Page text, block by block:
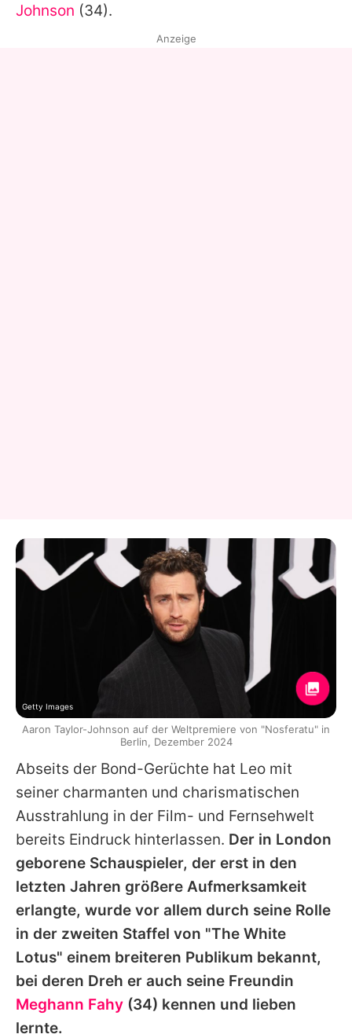
Johnson (34).
Abseits der Bond-Gerüchte hat Leo mit
seiner charmanten und charismatischen
Ausstrahlung in der Film- und Fernsehwelt
bereits Eindruck hinterlassen. Der in London
geborene Schauspieler, der erst in den
letzten Jahren größere Aufmerksamkeit
erlangte, wurde vor allem durch seine Rolle
in der zweiten Staffel von "The White
Lotus" einem breiteren Publikum bekannt,
bei deren Dreh er auch seine Freundin
Meghann Fahy (34) kennen und lieben
lernte.
Anzeige
Getty Images
Aaron Taylor-Johnson auf der Weltpremiere von "Nosferatu" in
Berlin, Dezember 2024